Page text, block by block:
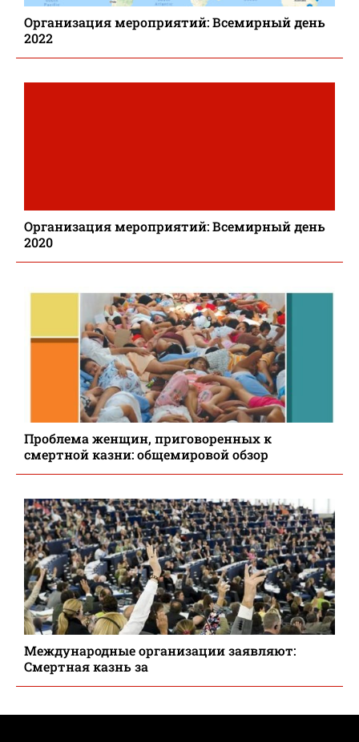
Организация мероприятий: Всемирный день
2022
Организация мероприятий: Всемирный день
2020
Проблема женщин, приговоренных к
смертной казни: общемировой обзор
Международные организации заявляют:
Смертная казнь за